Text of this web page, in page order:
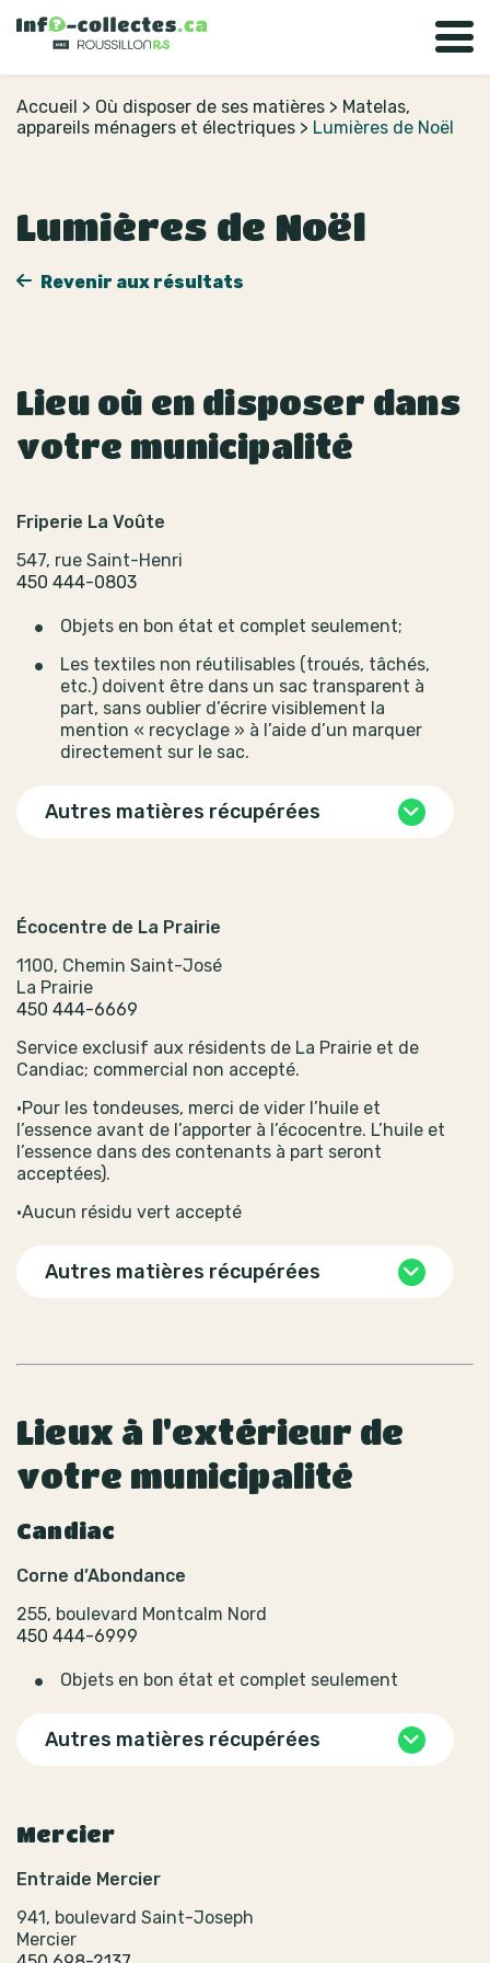
Accueil > Où disposer de ses matières > Matelas,
appareils ménagers et électriques > Lumières de Noël
Lumières de Noël
Revenir aux résultats
Lieu où en disposer dans
votre municipalité
Friperie La Voûte
547, rue Saint-Henri
450 444-0803
Objets en bon état et complet seulement;
Les textiles non réutilisables (troués, tâchés,
etc.) doivent être dans un sac transparent à
part, sans oublier d’écrire visiblement la
mention « recyclage » à l’aide d’un marquer
directement sur le sac.
Autres matières récupérées
Écocentre de La Prairie
1100, Chemin Saint-José
La Prairie
450 444-6669
Service exclusif aux résidents de La Prairie et de
Candiac; commercial non accepté.
•Pour les tondeuses, merci de vider l’huile et
l’essence avant de l’apporter à l’écocentre. L’huile et
l’essence dans des contenants à part seront
acceptées).
•Aucun résidu vert accepté
Autres matières récupérées
Lieux à l'extérieur de
votre municipalité
Candiac
Corne d’Abondance
255, boulevard Montcalm Nord
450 444-6999
Objets en bon état et complet seulement
Autres matières récupérées
Mercier
Entraide Mercier
941, boulevard Saint-Joseph
Mercier